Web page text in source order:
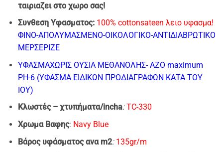
ταιριαζει στο χωρο σας!
Συνθεση Υφασματος: 100% cottonsateen λειο υφασμα!
ΦΙΝΟ-AΠΟΛΥΜΑΣΜΕΝΟ-ΟΙΚΟΛΟΓΙΚΟ-ΑΝΤΙΔΙΑΒΡΩΤΙΚΟ
ΜΕΡΣΕΡΙΖΕ
ΥΦΑΣΜΑΧΩΡΙΣ ΟΥΣΙΑ ΜΕΘΑΝΟΛΗΣ- ΑΖΟ maximum
PH-6 (ΥΦΑΣΜΑ ΕΙΔΙΚΩΝ ΠΡΟΔΙΑΓΡΑΦΩΝ ΚΑΤΑ ΤΟΥ
ΙΟΥ)
Κλωστές – χτυπήματα/incha:TC-330
Xρωμα Bαφης: Navy Blue
Βάρος υφάσματος ανα m2: 135gr/m